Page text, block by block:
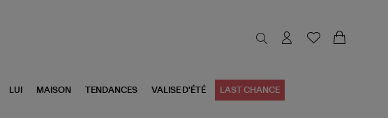
LUI MAISON TENDANCES VALISE D'ÉTÉ LAST CHANCE